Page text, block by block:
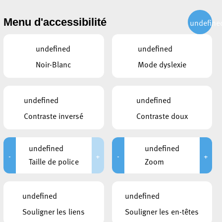
ACTUALITÉS PUBLICATIONS CONTACT
CE QUI POURRAIT VOUS
Menu d'accessibilité
undefined
Noir-Blanc
undefined
Mode dyslexie
undefined
Contraste inversé
undefined
Contraste doux
-
undefined
Taille de police
+ -
undefined
Zoom
+
undefined
Souligner les liens
undefined
Souligner les en-têtes